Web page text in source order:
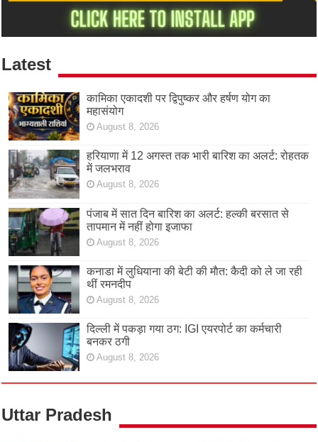
Latest
कामिका एकादशी पर द्विपुष्कर और हर्षण योग का
महासंयोग
August 8, 2026
हरियाणा में 12 अगस्त तक भारी बारिश का अलर्ट: रोहतक
में जलभराव
August 8, 2026
पंजाब में सात दिन बारिश का अलर्ट: हल्की बरसात से
तापमान में नहीं होगा इजाफा
August 8, 2026
कनाडा में लुधियाना की बेटी की माैत: कैदी को ले जा रही
थीं रमनदीप
August 8, 2026
दिल्ली में पकड़ा गया ठग: IGI एयरपोर्ट का कर्मचारी
बनकर ठगी
August 8, 2026
Uttar Pradesh